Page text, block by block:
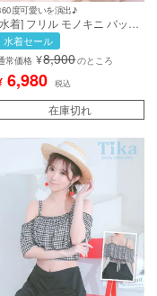
度可愛いを演出♪
着] フリル モノキニ バック
ースアップ ワンピース ドッ
柄チュール ホワイト 白 フ
ンチガーリー ビキニ (聖菜
着用) [tk-swsq19003c]
水着セール
常価格 ¥8,900のところ
6,980 税込
在庫切れ